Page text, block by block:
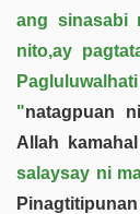
ang sinasabi
nito,ay
"natagpuan
Allah
salaysay ni